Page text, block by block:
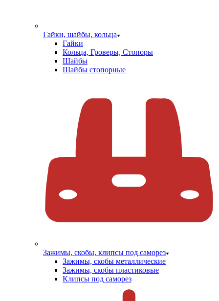
Гайки, шайбы, кольца
Гайки
Кольца, Гроверы, Стопоры
Шайбы
Шайбы стопорные
Зажимы, скобы, клипсы под саморез
Зажимы, скобы металлические
Зажимы, скобы пластиковые
Клипсы под саморез